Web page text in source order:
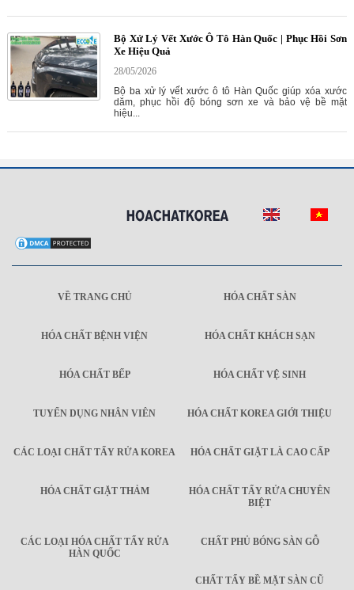
Bộ Xử Lý Vết Xước Ô Tô Hàn Quốc | Phục Hồi Sơn
Xe Hiệu Quả
28/05/2026
Bộ ba xử lý vết xước ô tô Hàn Quốc giúp xóa xước
dăm, phục hồi độ bóng sơn xe và bảo vệ bề mặt
hiệu...
VỀ TRANG CHỦ HÓA CHẤT SÀN
HÓA CHẤT BỆNH VIỆN HÓA CHẤT KHÁCH SẠN
HÓA CHẤT BẾP HÓA CHẤT VỆ SINH
TUYỂN DỤNG NHÂN VIÊN HÓA CHẤT KOREA GIỚI THIỆU
CÁC LOẠI CHẤT TẨY RỬA KOREA HÓA CHẤT GIẶT LÀ CAO CẤP
HÓA CHẤT GIẶT THẢM
HÓA CHẤT TẨY RỬA CHUYÊN
BIỆT
CÁC LOẠI HÓA CHẤT TẨY RỬA
HÀN QUỐC
CHẤT PHỦ BÓNG SÀN GỖ
CHẤT TẨY BỀ MẶT SÀN CŨ